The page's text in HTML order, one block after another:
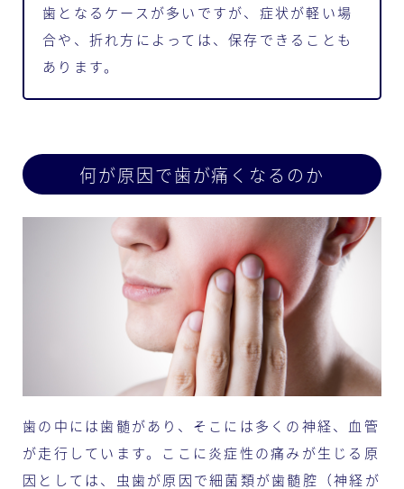
歯となるケースが多いですが、症状が軽い場
合や、折れ方によっては、保存できることも
あります。
何が原因で歯が痛くなるのか
歯の中には歯髄があり、そこには多くの神経、血管
が走行しています。ここに炎症性の痛みが生じる原
因としては、虫歯が原因で細菌類が歯髄腔（神経が